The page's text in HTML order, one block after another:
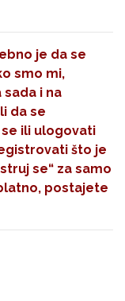
je da se
smo mi,
i na
da se
ili ulogovati
što je
se“ za samo
postajete